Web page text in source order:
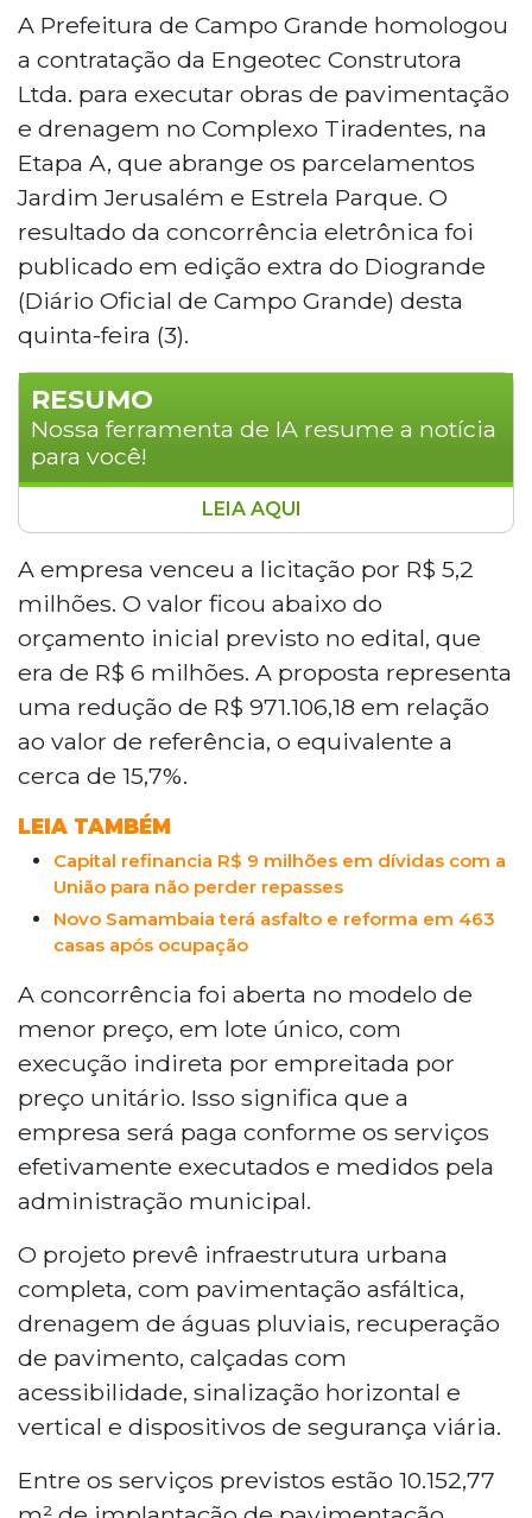
A Prefeitura de Campo Grande homologou
a contratação da Engeotec Construtora
Ltda. para executar obras de pavimentação
e drenagem no Complexo Tiradentes, na
Etapa A, que abrange os parcelamentos
Jardim Jerusalém e Estrela Parque. O
resultado da concorrência eletrônica foi
publicado em edição extra do Diogrande
(Diário Oficial de Campo Grande) desta
quinta-feira (3).
RESUMO
Nossa ferramenta de IA resume a notícia
para você!
A Prefeitura de Campo Grande
homologou a contratação da Engeotec
Construtora Ltda. por R$ 5,2 milhões para
Complexo Tiradentes, nos bairros Jardim
Jerusalém e Estrela Parque. O valor ficou
15,7% abaixo do orçamento inicial de R$ 6
milhões. As obras integram um pacote
municipal de R$ 640 milhões previsto até
2028. A data de início ainda não foi
divulgada.
LEIA AQUI
A empresa venceu a licitação por R$ 5,2
milhões. O valor ficou abaixo do
orçamento inicial previsto no edital, que
era de R$ 6 milhões. A proposta representa
uma redução de R$ 971.106,18 em relação
ao valor de referência, o equivalente a
cerca de 15,7%.
LEIA TAMBÉM
Capital refinancia R$ 9 milhões em dívidas com a
União para não perder repasses
Novo Samambaia terá asfalto e reforma em 463
casas após ocupação
A concorrência foi aberta no modelo de
menor preço, em lote único, com
execução indireta por empreitada por
preço unitário. Isso significa que a
empresa será paga conforme os serviços
efetivamente executados e medidos pela
administração municipal.
O projeto prevê infraestrutura urbana
completa, com pavimentação asfáltica,
drenagem de águas pluviais, recuperação
de pavimento, calçadas com
acessibilidade, sinalização horizontal e
vertical e dispositivos de segurança viária.
Entre os serviços previstos estão 10.152,77